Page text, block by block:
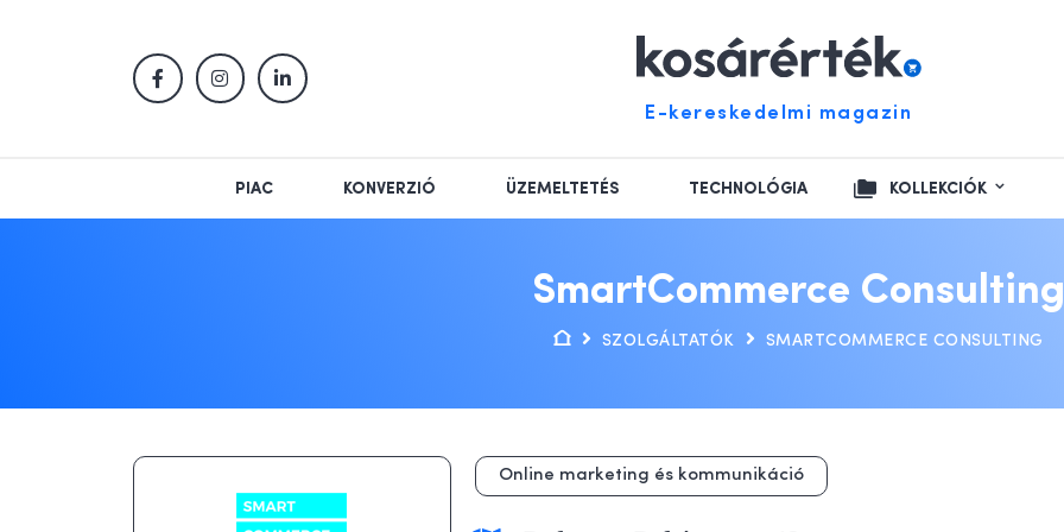
E-kereskedelmi magazin
PIAC KONVERZIÓ ÜZEMELTETÉS TECHNOLÓGIA KOLLEKCIÓK
SmartCommerce Consulting
SZOLGÁLTATÓK SMARTCOMMERCE CONSULTING
Online marketing és kommunikáció